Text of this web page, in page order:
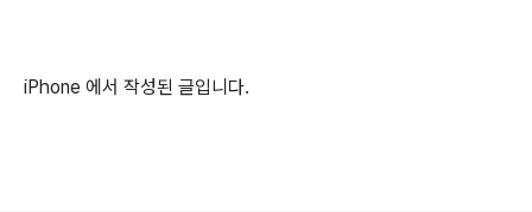
iPhone 에서 작성된 글입니다.